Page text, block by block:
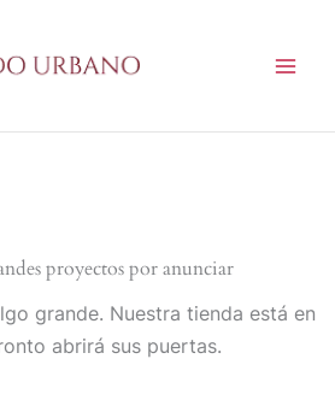
proyectos por anunciar
grande. Nuestra tienda está en
abrirá sus puertas.